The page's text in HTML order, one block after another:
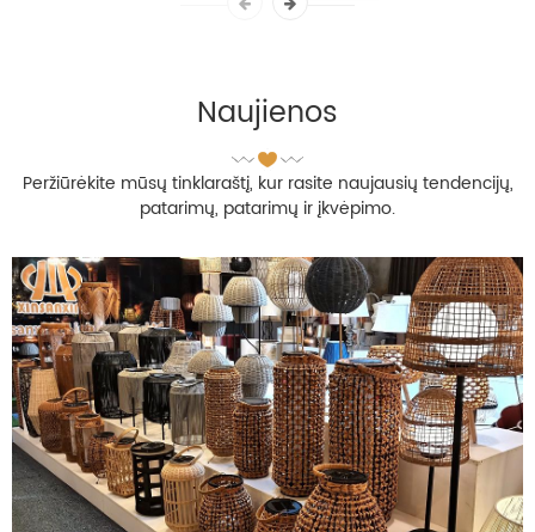
Naujienos
Peržiūrėkite mūsų tinklaraštį, kur rasite naujausių tendencijų,
patarimų, patarimų ir įkvėpimo.